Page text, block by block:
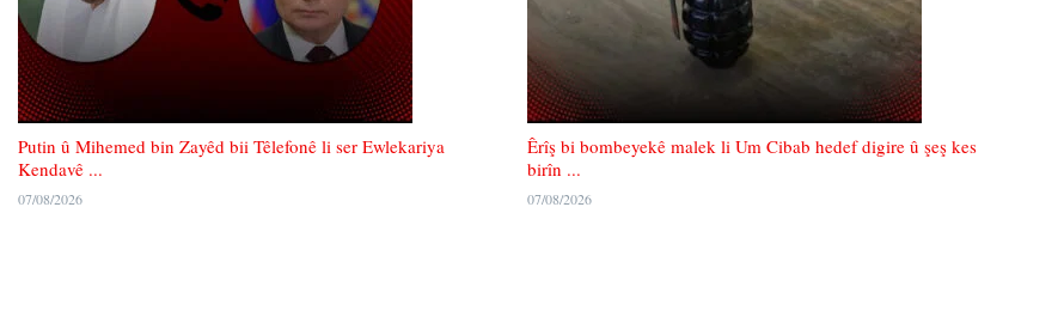
Putin û Mihemed bin Zayêd bii Têlefonê li ser Ewlekariya
Kendavê ...
07/08/2026
Êrîş bi bombeyekê malek li Um Cibab hedef digire û şeş kes
birîn ...
07/08/2026